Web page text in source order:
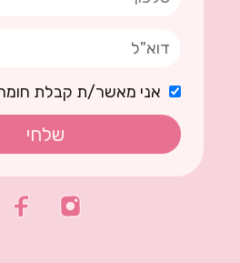
אני מאשר/ת קבלת
שלחי